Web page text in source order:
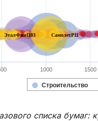
ЭталФинП03 СамолетP11
Строительство
1000 1500
списка бумаг: